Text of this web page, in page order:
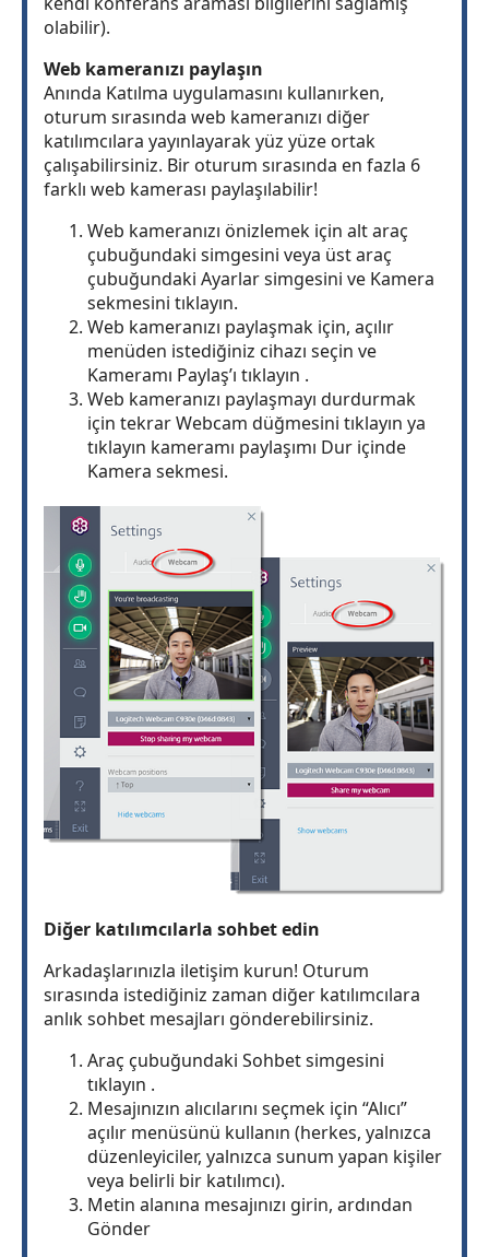
olabilir).
Web kameranızı paylaşın
Anında Katılma uygulamasını kullanırken,
oturum sırasında web kameranızı diğer
katılımcılara yayınlayarak yüz yüze ortak
çalışabilirsiniz. Bir oturum sırasında en fazla 6
farklı web kamerası paylaşılabilir!
Web kameranızı önizlemek için alt araç
çubuğundaki simgesini veya üst araç
çubuğundaki Ayarlar simgesini ve Kamera
sekmesini tıklayın.
Web kameranızı paylaşmak için, açılır
menüden istediğiniz cihazı seçin ve
Kameramı Paylaş’ı tıklayın .
Web kameranızı paylaşmayı durdurmak
için tekrar Webcam düğmesini tıklayın ya
tıklayın kameramı paylaşımı Dur içinde
Kamera sekmesi.
Diğer katılımcılarla sohbet edin
Arkadaşlarınızla iletişim kurun! Oturum
sırasında istediğiniz zaman diğer katılımcılara
anlık sohbet mesajları gönderebilirsiniz.
Araç çubuğundaki Sohbet simgesini
tıklayın .
Mesajınızın alıcılarını seçmek için “Alıcı”
açılır menüsünü kullanın (herkes, yalnızca
düzenleyiciler, yalnızca sunum yapan kişiler
veya belirli bir katılımcı).
Metin alanına mesajınızı girin, ardından
Gönder